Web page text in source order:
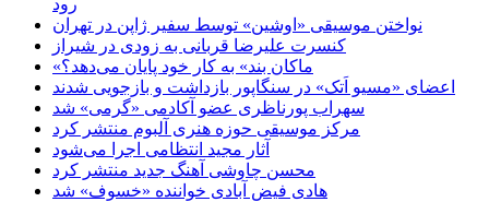
رود
نواختن موسیقی «اوشین» توسط سفیر ژاپن در تهران
کنسرت علیرضا قربانی به زودی در شیراز
«ماکان بند» به کار خود پایان می‌دهد؟
اعضای «مسیو اَتک» در سنگاپور بازداشت و بازجویی شدند
سهراب پورناظری عضو آکادمی «گرمی» شد
مرکز موسیقی حوزه هنری آلبوم منتشر کرد
آثار مجید انتظامی اجرا می‌شود
محسن چاوشی آهنگ جدید منتشر کرد
هادی فیض آبادی خواننده «خسوف» شد